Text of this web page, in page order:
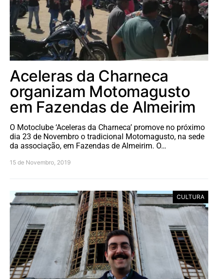
Aceleras da Charneca
organizam Motomagusto
em Fazendas de Almeirim
O Motoclube ‘Aceleras da Charneca’ promove no próximo
dia 23 de Novembro o tradicional Motomagusto, na sede
da associação, em Fazendas de Almeirim. O…
15 de Novembro, 2019
CULTURA